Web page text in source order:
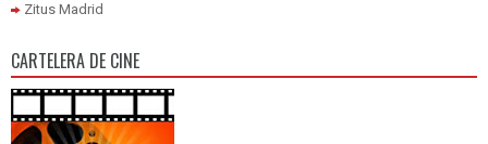
Zitus Madrid
CARTELERA DE CINE